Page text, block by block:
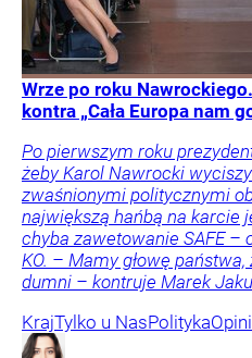
Wrze po roku
kontra „Cała Europa nam
Po pierwszym roku
żeby Karol Nawrocki
zwaśnionymi politycznymi
największą hańbą na karcie
chyba zawetowanie SAFE –
KO. – Mamy głowę
dumni – kontruje Marek
KrajTylko u NasPolityka